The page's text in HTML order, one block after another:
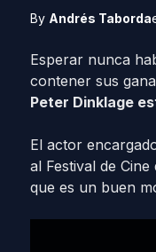
By Andrés Taborda
Esperar nunca
contener sus
Peter Dinklage
El actor
al Festival de
que es un buen